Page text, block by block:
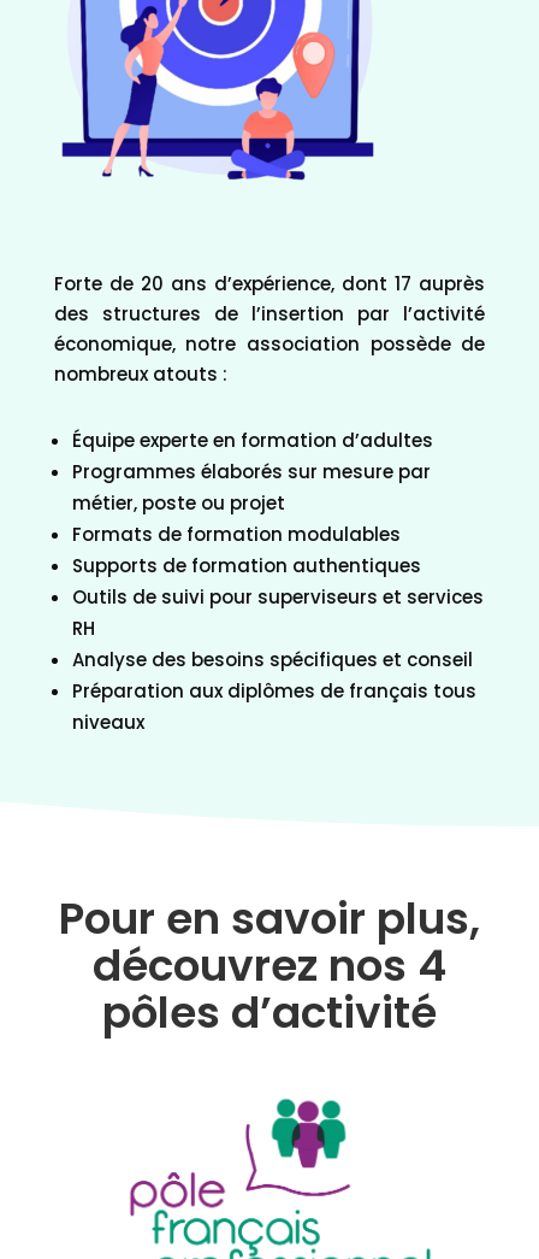
Forte de 20 ans d’expérience, dont 17 auprès
des structures de l’insertion par l’activité
économique, notre association possède de
nombreux atouts :
Équipe experte en formation d’adultes
Programmes élaborés sur mesure par
métier, poste ou projet
Formats de formation modulables
Supports de formation authentiques
Outils de suivi pour superviseurs et services
RH
Analyse des besoins spécifiques et conseil
Préparation aux diplômes de français tous
niveaux
Pour en savoir plus,
découvrez nos 4
pôles d’activité
Pôle français professionnel